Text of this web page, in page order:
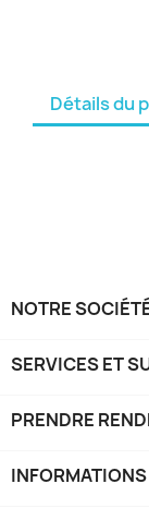
Détails du
NOTRE
SERVICES ET
PRENDRE
INFORMATIONS